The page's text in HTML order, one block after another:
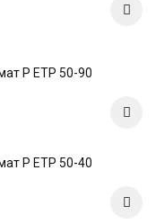
Р ЕТР 50-90
Р ЕТР 50-40